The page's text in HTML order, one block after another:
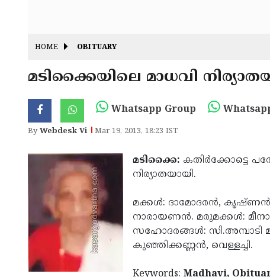
HOME OBITUARY
മടിക്കൈയിലെ മാധവി
Whatsapp Group
ByWebdesk Vi Mar 19, 2013, 18:23 IST
മടിക്കൈ: കതിര്‍ക്കോട്ടെ
നിര്യാതയായി.
മക്കള്‍: ദാമോദരന്‍, കൃഷ്ണന്‍,
നാരായണന്‍. മരുമക്കള്‍:
സഹോദരങ്ങള്‍: സി.അമ്പാടി
കുഞ്ഞിക്കണ്ണന്‍, വെള്ളച്ചി.
Keywords: Madhavi,